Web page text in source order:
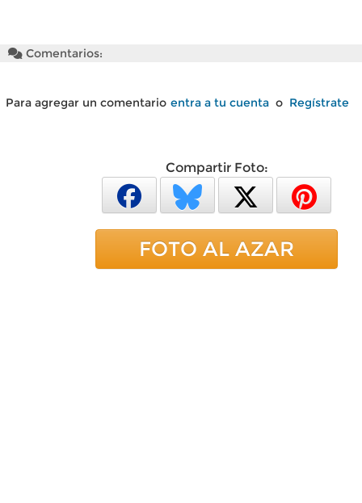
Comentarios:
Para agregar un comentario entra a tu cuenta o Regístrate
Compartir Foto:
FOTO AL AZAR